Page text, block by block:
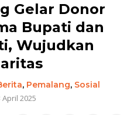
Gelar Donor
Bupati dan
Wujudkan
, Pemalang, Sosial
April 2025